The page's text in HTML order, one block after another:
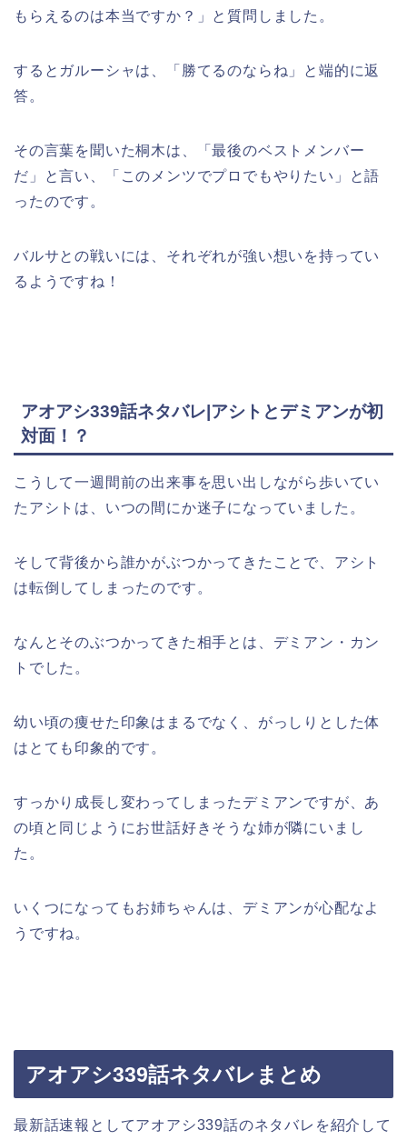
もらえるのは本当ですか？」と質問しました。
するとガルーシャは、「勝てるのならね」と端的に返
答。
その言葉を聞いた桐木は、「最後のベストメンバー
だ」と言い、「このメンツでプロでもやりたい」と語
ったのです。
バルサとの戦いには、それぞれが強い想いを持ってい
るようですね！
アオアシ339話ネタバレ|アシトとデミアンが初
対面！？
こうして一週間前の出来事を思い出しながら歩いてい
たアシトは、いつの間にか迷子になっていました。
そして背後から誰かがぶつかってきたことで、アシト
は転倒してしまったのです。
なんとそのぶつかってきた相手とは、デミアン・カン
トでした。
幼い頃の痩せた印象はまるでなく、がっしりとした体
はとても印象的です。
すっかり成長し変わってしまったデミアンですが、あ
の頃と同じようにお世話好きそうな姉が隣にいまし
た。
いくつになってもお姉ちゃんは、デミアンが心配なよ
うですね。
アオアシ339話ネタバレまとめ
最新話速報としてアオアシ339話のネタバレを紹介して